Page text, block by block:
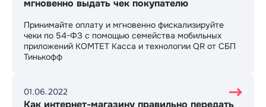
мгновенно выдать чек покупателю
Принимайте оплату и мгновенно фискализируйте
чеки по 54-ФЗ с помощью семейства мобильных
приложений КОМТЕТ Касса и технологии QR от СБП
Тинькофф
01.06.2022
Как интернет-магазину правильно передать